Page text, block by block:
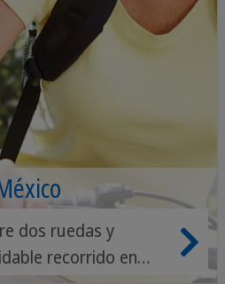
dos ruedas y
recorrido en